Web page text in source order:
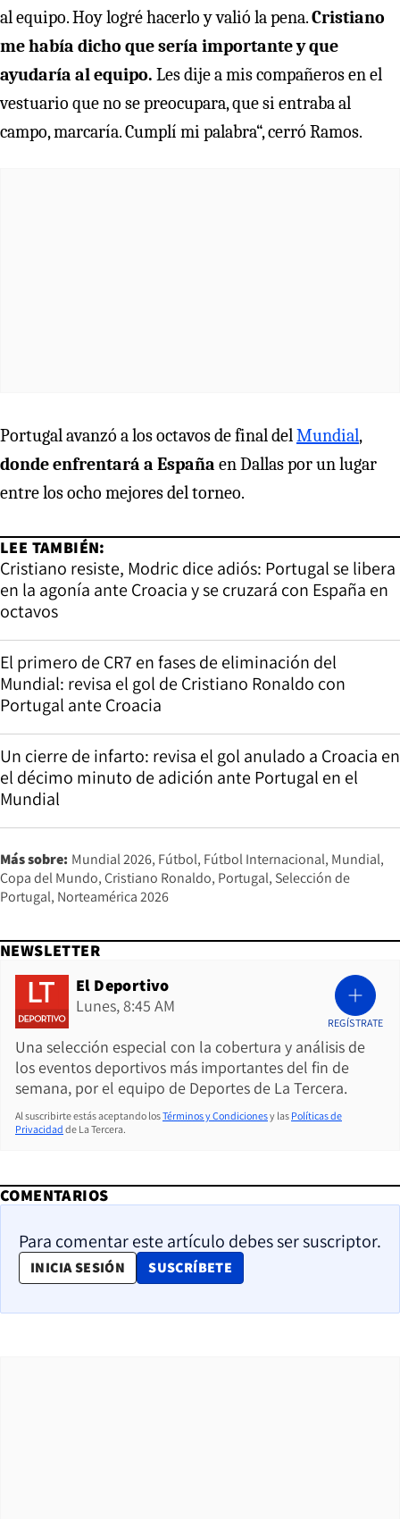
al equipo. Hoy logré hacerlo y valió la pena.Cristiano
me había dicho que sería importante y que
ayudaría al equipo. Les dije a mis compañeros en el
vestuario que no se preocupara, que si entraba al
campo, marcaría. Cumplí mi palabra“, cerró Ramos.
Portugal avanzó a los octavos de final del Mundial,
donde enfrentará a España en Dallas por un lugar
entre los ocho mejores del torneo.
LEE TAMBIÉN:
Cristiano resiste, Modric dice adiós: Portugal se libera
en la agonía ante Croacia y se cruzará con España en
octavos
El primero de CR7 en fases de eliminación del
Mundial: revisa el gol de Cristiano Ronaldo con
Portugal ante Croacia
Un cierre de infarto: revisa el gol anulado a Croacia en
el décimo minuto de adición ante Portugal en el
Mundial
Más sobre: Mundial 2026 Fútbol Fútbol Internacional Mundial
Copa del Mundo Cristiano Ronaldo Portugal Selección de
Portugal Norteamérica 2026
NEWSLETTER
El Deportivo
Lunes, 8:45 AM
Una selección especial con la cobertura y análisis de
los eventos deportivos más importantes del fin de
semana, por el equipo de Deportes de La Tercera.
REGÍSTRATE
Al suscribirte estás aceptando losTérminos y Condicionesy las Políticas de
Privacidad de La Tercera.
COMENTARIOS
Para comentar este artículo debes ser suscriptor.
INICIA SESIÓN SUSCRÍBETE
OPENS IN NEW WINDOW